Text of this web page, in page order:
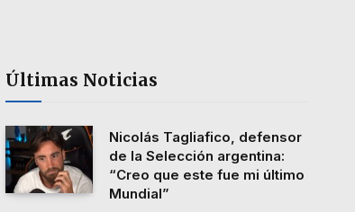
Últimas Noticias
Nicolás Tagliafico, defensor
de la Selección argentina:
“Creo que este fue mi último
Mundial”